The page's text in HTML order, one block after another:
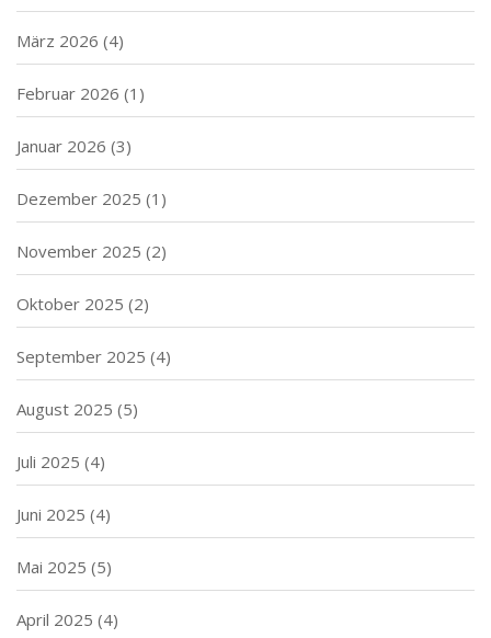
März 2026 (4)
Februar 2026 (1)
Januar 2026 (3)
Dezember 2025 (1)
November 2025 (2)
Oktober 2025 (2)
September 2025 (4)
August 2025 (5)
Juli 2025 (4)
Juni 2025 (4)
Mai 2025 (5)
April 2025 (4)